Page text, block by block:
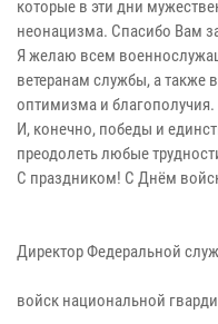
которые в эти дни
неонацизма. Спасибо Вам
Я желаю всем
ветеранам службы, а также
оптимизма и благополучия.
И, конечно, победы и
преодолеть любые
С праздником! С Днём
Директор Федеральной
войск национальной